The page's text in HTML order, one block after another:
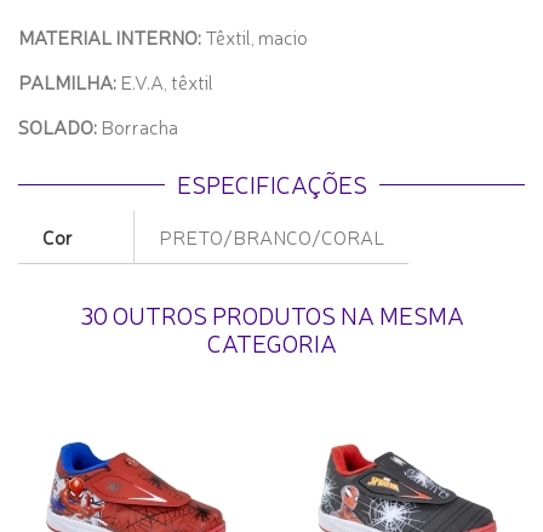
MATERIAL INTERNO:Têxtil, macio
PALMILHA: E.V.A, têxtil
SOLADO: Borracha
ESPECIFICAÇÕES
Cor PRETO/BRANCO/CORAL
30 OUTROS PRODUTOS NA MESMA
CATEGORIA